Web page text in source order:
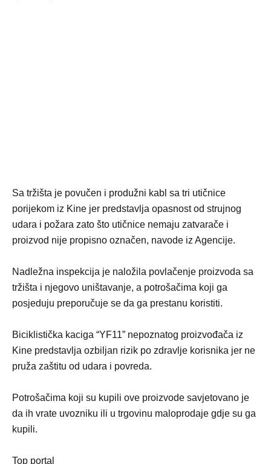
Sa tržišta je povučen i produžni kabl sa tri utičnice
porijekom iz Kine jer predstavlja opasnost od strujnog
udara i požara zato što utičnice nemaju zatvarače i
proizvod nije propisno označen, navode iz Agencije.
Nadležna inspekcija je naložila povlačenje proizvoda sa
tržišta i njegovo uništavanje, a potrošačima koji ga
posjeduju preporučuje se da ga prestanu koristiti.
Biciklistička kaciga “YF11” nepoznatog proizvođača iz
Kine predstavlja ozbiljan rizik po zdravlje korisnika jer ne
pruža zaštitu od udara i povreda.
Potrošačima koji su kupili ove proizvode savjetovano je
da ih vrate uvozniku ili u trgovinu maloprodaje gdje su ga
kupili.
Top portal